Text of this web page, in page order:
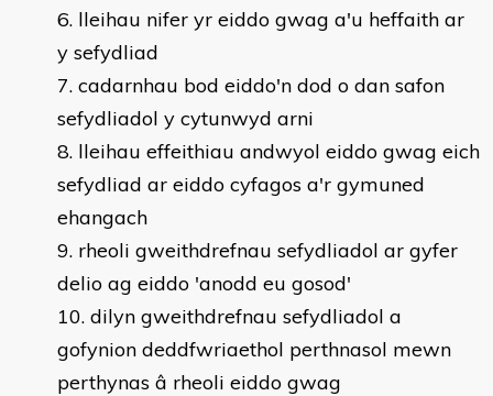
lleihau nifer yr eiddo gwag a'u heffaith ar
y sefydliad
cadarnhau bod eiddo'n dod o dan safon
sefydliadol y cytunwyd arni
lleihau effeithiau andwyol eiddo gwag eich
sefydliad ar eiddo cyfagos a'r gymuned
ehangach
rheoli gweithdrefnau sefydliadol ar gyfer
delio ag eiddo 'anodd eu gosod'
dilyn gweithdrefnau sefydliadol a
gofynion deddfwriaethol perthnasol mewn
perthynas â rheoli eiddo gwag